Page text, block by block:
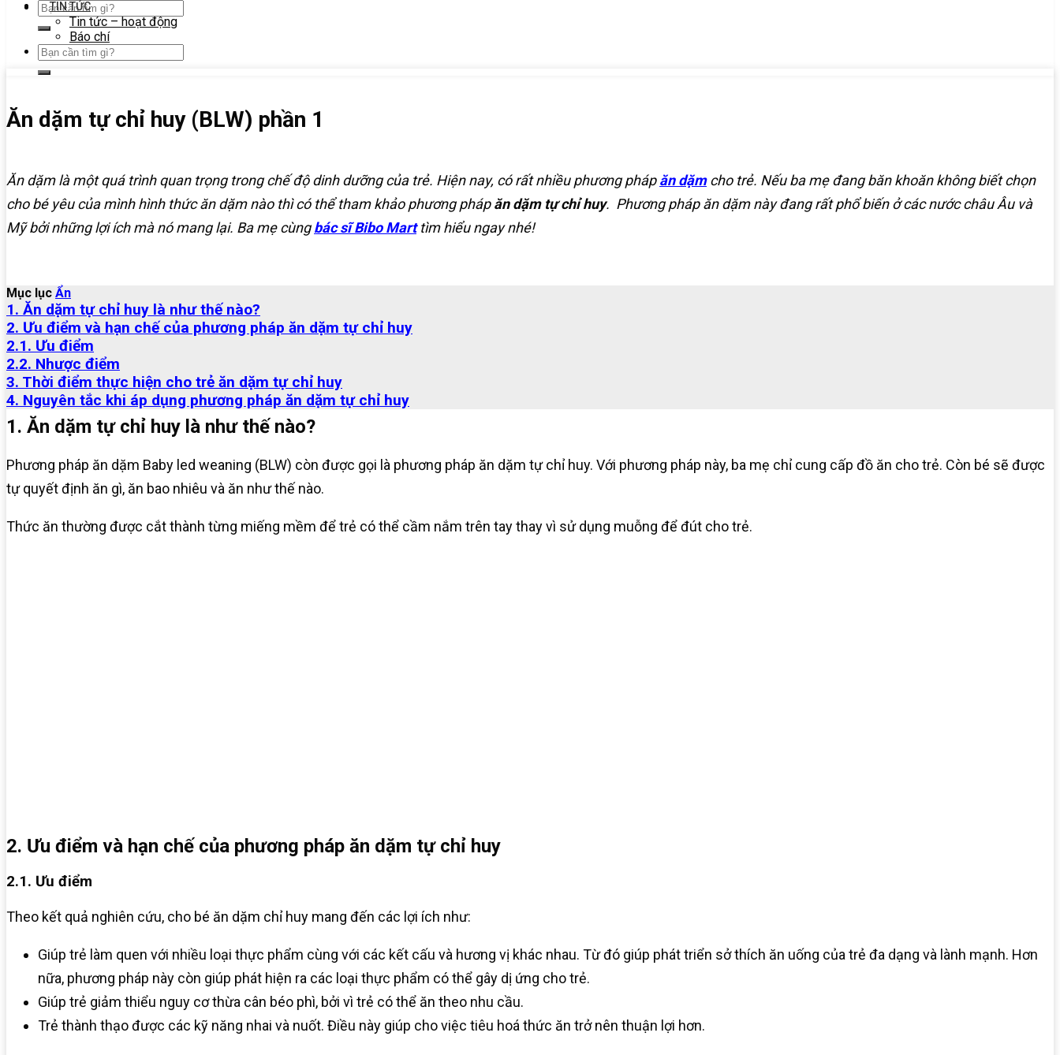
TIN TỨC
Tin tức – hoạt động
Báo chí
Ăn dặm tự chỉ huy (BLW) phần 1
Ăn dặm là một quá trình quan trọng trong chế độ dinh dưỡng của trẻ. Hiện nay, có rất nhiều phương phápăn dặmcho trẻ. Nếu ba mẹ đang băn khoăn không biết chọn
cho bé yêu của mình hình thức ăn dặm nào thì có thể tham khảo phương phápăn dặm tự chỉ huy. Phương pháp ăn dặm này đang rất phổ biến ở các nước châu Âu và
Mỹ bởi những lợi ích mà nó mang lại. Ba mẹ cùngbác sĩ Bibo Marttìm hiểu ngay nhé!
Mục lục Ẩn
1. Ăn dặm tự chỉ huy là như thế nào?
2. Ưu điểm và hạn chế của phương pháp ăn dặm tự chỉ huy
2.1. Ưu điểm
2.2. Nhược điểm
3. Thời điểm thực hiện cho trẻ ăn dặm tự chỉ huy
4. Nguyên tắc khi áp dụng phương pháp ăn dặm tự chỉ huy
1. Ăn dặm tự chỉ huy là như thế nào?
Phương pháp ăn dặm Baby led weaning (BLW) còn được gọi là phương pháp ăn dặm tự chỉ huy. Với phương pháp này, ba mẹ chỉ cung cấp đồ ăn cho trẻ. Còn bé sẽ được
tự quyết định ăn gì, ăn bao nhiêu và ăn như thế nào.
Thức ăn thường được cắt thành từng miếng mềm để trẻ có thể cầm nắm trên tay thay vì sử dụng muỗng để đút cho trẻ.
2. Ưu điểm và hạn chế của phương pháp ăn dặm tự chỉ huy
2.1. Ưu điểm
Theo kết quả nghiên cứu, cho bé ăn dặm chỉ huy mang đến các lợi ích như:
Giúp trẻ làm quen với nhiều loại thực phẩm cùng với các kết cấu và hương vị khác nhau. Từ đó giúp phát triển sở thích ăn uống của trẻ đa dạng và lành mạnh. Hơn
nữa, phương pháp này còn giúp phát hiện ra các loại thực phẩm có thể gây dị ứng cho trẻ.
Giúp trẻ giảm thiểu nguy cơ thừa cân béo phì, bởi vì trẻ có thể ăn theo nhu cầu.
Trẻ thành thạo được các kỹ năng nhai và nuốt. Điều này giúp cho việc tiêu hoá thức ăn trở nên thuận lợi hơn.